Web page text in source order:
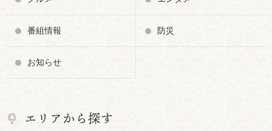
番組情報 防災
お知らせ
エリアから探す